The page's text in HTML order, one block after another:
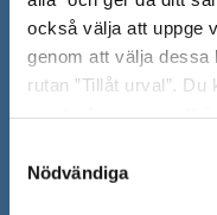
också välja att uppge
genom att välja dessa
rutan ”Tillåt urval”.
"Visa detaljer" kan du
hur vi och våra
Nödvändiga
Södertälje
151 89 Södertälje
Besöksadress:
Tfn: 08–523 010 00
Org.nr. 212000–0159